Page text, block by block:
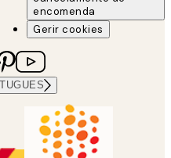
encomenda
Gerir cookies